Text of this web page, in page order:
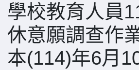
學校教育人員
休意願調查作
本(114)年6月